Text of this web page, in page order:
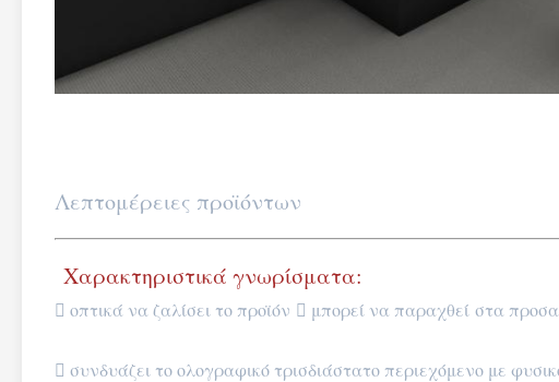
Λεπτομέρειες προϊόντων
Χαρακτηριστικά γνωρίσματα:
 οπτικά να ζαλίσει το προϊόν  μπορεί να παραχθεί στα
 συνδυάζει το ολογραφικό τρισδιάστατο περιεχόμενο με